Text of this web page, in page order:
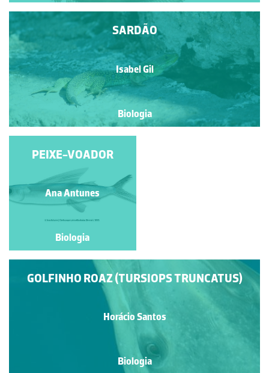
SARDÃO
Isabel Gil
Biologia
CAVALO MARINHO
Ana Antunes
Biologia
GOLFINHO ROAZ (TURSIOPS TRUNCATUS)
Horácio Santos
Biologia
PEIXE-VOADOR
Ana Antunes
Biologia